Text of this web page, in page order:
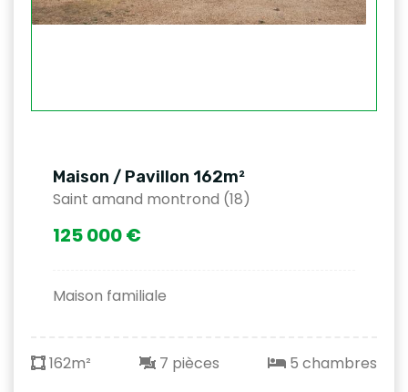
Maison / Pavillon 162m²
Saint amand montrond (18)
125 000 €
Maison familiale
162m² 7 pièces 5 chambres